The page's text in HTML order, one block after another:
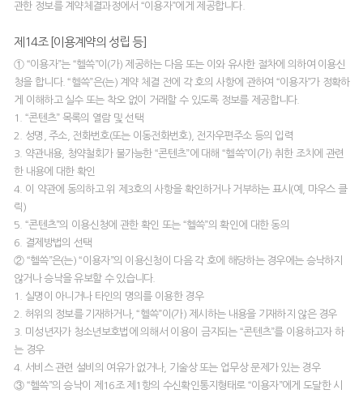
관한 정보를 계약체결과정에서 “이용자”에게 제공합니다.
제14조 [이용계약의 성립 등]
① “이용자”는 “헬쓱”이(가) 제공하는 다음 또는 이와 유사한 절차에 의하여 이용신
청을 합니다. “헬쓱”은(는) 계약 체결 전에 각 호의 사항에 관하여 “이용자”가 정확하
게 이해하고 실수 또는 착오 없이 거래할 수 있도록 정보를 제공합니다.
1. “콘텐츠” 목록의 열람 및 선택
2. 성명, 주소, 전화번호(또는 이동전화번호), 전자우편주소 등의 입력
3. 약관내용, 청약철회가 불가능한 “콘텐츠”에 대해 “헬쓱”이(가) 취한 조치에 관련
한 내용에 대한 확인
4. 이 약관에 동의하고 위 제3호의 사항을 확인하거나 거부하는 표시(예, 마우스 클
릭)
5. “콘텐츠”의 이용신청에 관한 확인 또는 “헬쓱”의 확인에 대한 동의
6. 결제방법의 선택
② “헬쓱”은(는) “이용자”의 이용신청이 다음 각 호에 해당하는 경우에는 승낙하지
않거나 승낙을 유보할 수 있습니다.
1. 실명이 아니거나 타인의 명의를 이용한 경우
2. 허위의 정보를 기재하거나, “헬쓱”이(가) 제시하는 내용을 기재하지 않은 경우
3. 미성년자가 청소년보호법에 의해서 이용이 금지되는 “콘텐츠”를 이용하고자 하
는 경우
4. 서비스 관련 설비의 여유가 없거나, 기술상 또는 업무상 문제가 있는 경우
③ “헬쓱”의 승낙이 제16조 제1항의 수신확인통지형태로 “이용자”에게 도달한 시